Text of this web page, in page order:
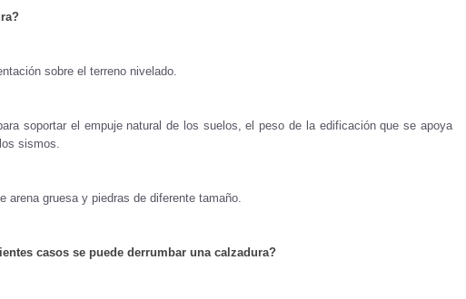
sobre el terreno nivelado.
soportar el empuje natural de los suelos, el peso de la edificación que se apoya
sismos.
arena gruesa y piedras de diferente tamaño.
casos se puede derrumbar una calzadura?